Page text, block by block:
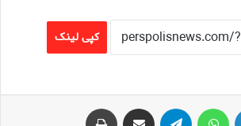
کپی لینک
لینکدین تلگرام اشتراک گذاری از طریق ایمیل